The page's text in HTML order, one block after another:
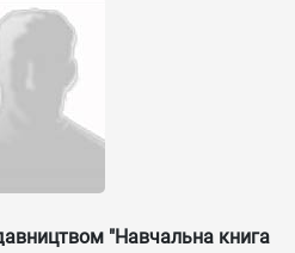
"Навчальна книга